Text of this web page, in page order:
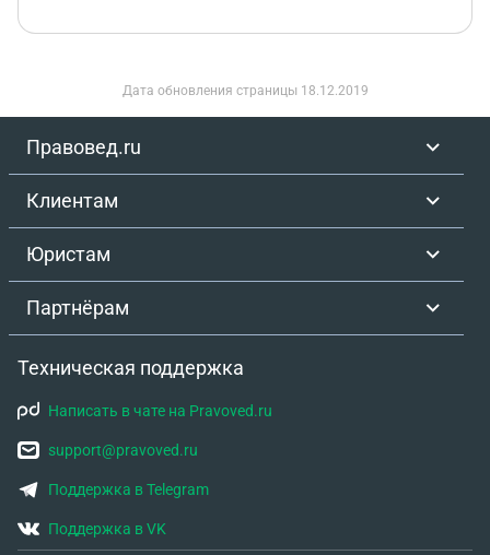
Дата обновления страницы 18.12.2019
Правовед.ru
Клиентам
Юристам
Партнёрам
Техническая поддержка
Написать в чате на Pravoved.ru
support@pravoved.ru
Поддержка в Telegram
Поддержка в VK